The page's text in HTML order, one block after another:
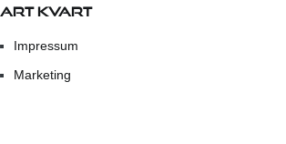
ART KVART
Impressum
Marketing